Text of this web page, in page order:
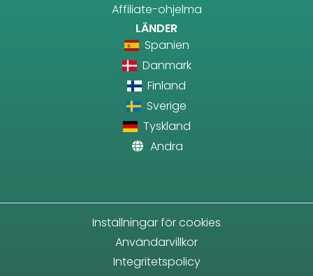
Affiliate-ohjelma
LÄNDER
Spanien
Danmark
Finland
Sverige
Tyskland
Andra
Inställningar för cookies
Användarvillkor
Integritetspolicy